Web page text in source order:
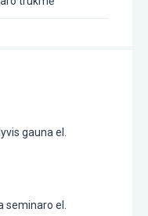
gauna el.
seminaro el.